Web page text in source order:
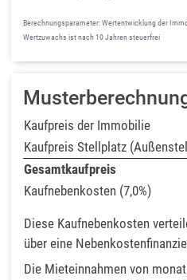
Berechnungsparameter: Wertentwicklung der
Wertzuwachs ist nach 10 Jahren steuerfrei
Kaufpreis der Immobilie
Kaufpreis Stellplatz
Gesamtkaufpreis
Kaufnebenkosten (7,0%)
Diese Kaufnebenkosten
über eine
Die Mieteinnahmen von